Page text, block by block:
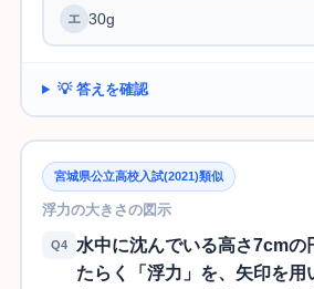
30g
💡 答えを確認
宮城県公立高校入試(2021)類似
浮力の大きさの図示
Q4
水中に沈んでいる高さ7cmの
たらく「浮力」を、矢印を用